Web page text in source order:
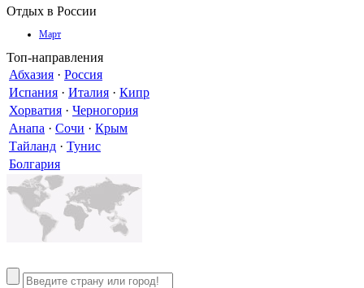
Отдых в России
Март
Топ-направления
Абхазия · Россия
Испания · Италия · Кипр
Хорватия · Черногория
Анапа · Сочи · Крым
Тайланд · Тунис
Болгария